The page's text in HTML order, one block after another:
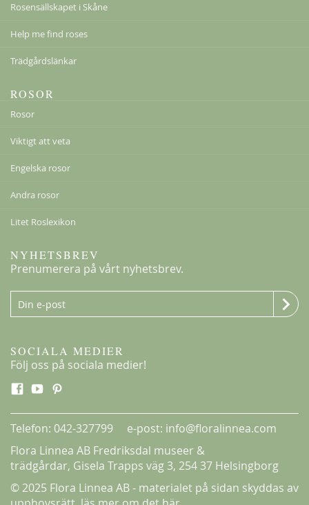
Rosensällskapet i Skåne
Help me find roses
Trädgårdslänkar
ROSOR
Rosor
Viktigt att veta
Engelska rosor
Andra rosor
Litet Roslexikon
NYHETSBREV
Prenumerera på vårt nyhetsbrev.
SOCIALA MEDIER
Följ oss på sociala medier!
Telefon: 042-327799 e-post: info@floralinnea.com
Flora Linnea AB Fredriksdal museer &
trädgårdar, Gisela Trapps väg 3, 254 37 Helsingborg
© 2025 Flora Linnea AB - materialet på sidan skyddas av